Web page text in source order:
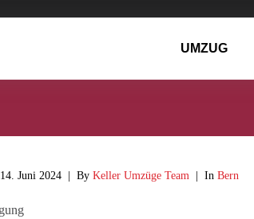
UMZUG
14. Juni 2024 By Keller Umzüge Team In Bern